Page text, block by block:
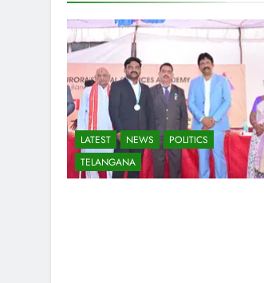
LATEST NEWS
POLITICS
TELANGANA